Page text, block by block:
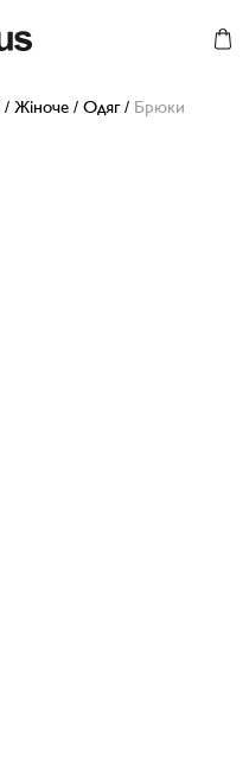
/ Жіноче / Одяг/ Брюки